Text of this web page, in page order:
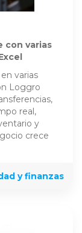
con varias
varias
Loggro
real,
y
crece
y finanzas